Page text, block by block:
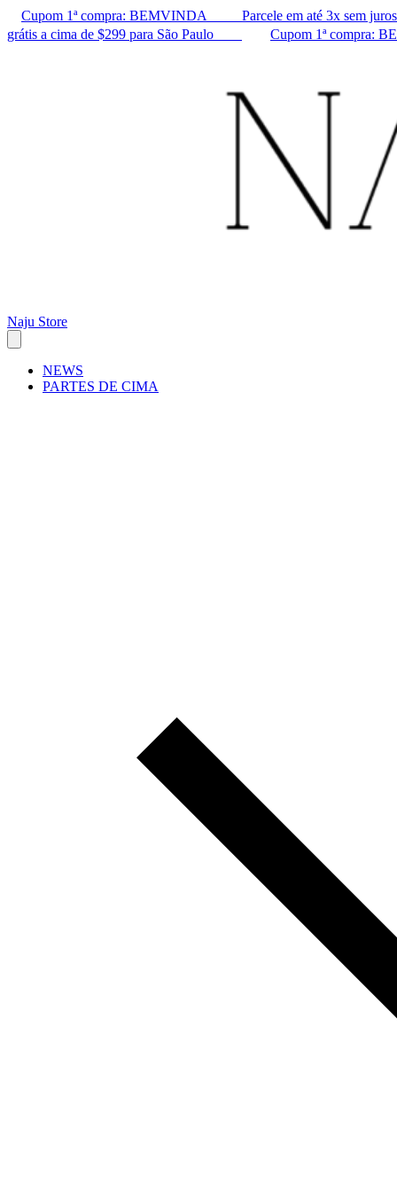
Cupom 1ª compra: BEMVINDA ㅤ ㅤ ㅤ ㅤ ㅤ ㅤ ㅤ ㅤ ㅤ Parcele em até 3x sem juros ㅤ ㅤ ㅤ
grátis a cima de $299 para São Paulo ㅤ ㅤ ㅤ ㅤ ㅤ ㅤ ㅤ
Cupom 1ª compra: BEMVINDA
Naju Store
NEWS
PARTES DE CIMA